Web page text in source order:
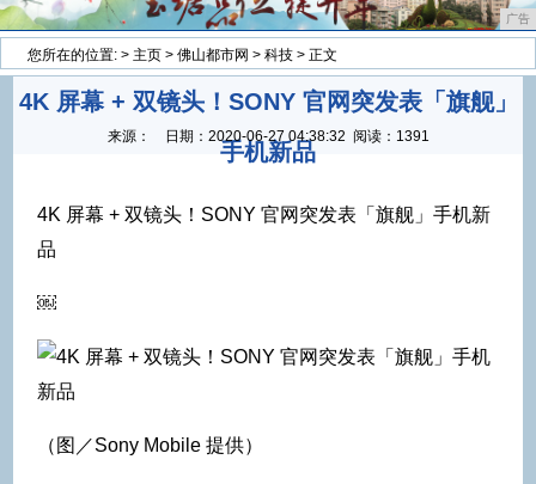
广告
您所在的位置: > 主页 > 佛山都市网 > 科技 > 正文
4K 屏幕 + 双镜头！SONY 官网突发表「旗舰」
手机新品
来源： 日期： 2020-06-27 04:38:32 阅读：1391
4K 屏幕 + 双镜头！SONY 官网突发表「旗舰」手机新
品
￼
（图／Sony Mobile 提供）